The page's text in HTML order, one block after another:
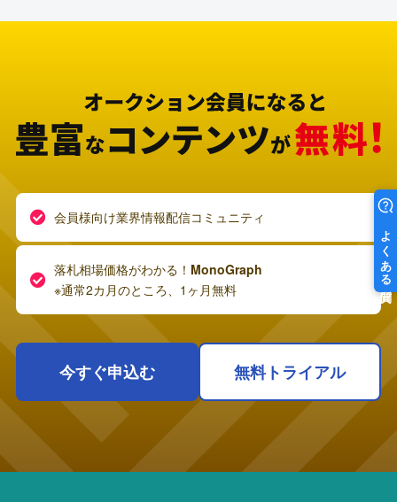
会員様向け業界情報配信コミュニティ
落札相場価格がわかる！ MonoGraph
※通常2カ月のところ、1ヶ月無料
今すぐ申込む 無料トライアル